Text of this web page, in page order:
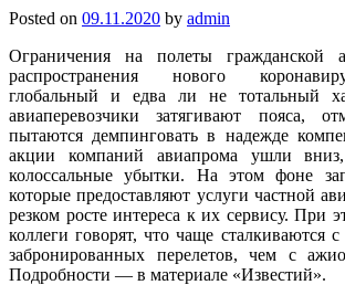
Posted on 09.11.2020 by admin
Ограничения на полеты гражданской
распространения нового
глобальный и едва ли не тотальный
авиаперевозчики затягивают пояса,
пытаются демпинговать в надежде
акции компаний авиапрома ушли
колоссальные убытки. На этом фоне
которые предоставляют услуги частной
резком росте интереса к их сервису. При
коллеги говорят, что чаще сталкиваются
забронированных перелетов, чем с
Подробности — в материале «Известий».